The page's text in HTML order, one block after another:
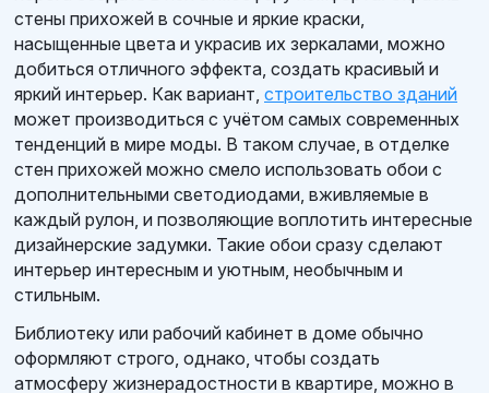
стены прихожей в сочные и яркие краски,
насыщенные цвета и украсив их зеркалами, можно
добиться отличного эффекта, создать красивый и
яркий интерьер. Как вариант, строительство зданий
может производиться с учётом самых современных
тенденций в мире моды. В таком случае, в отделке
стен прихожей можно смело использовать обои с
дополнительными светодиодами, вживляемые в
каждый рулон, и позволяющие воплотить интересные
дизайнерские задумки. Такие обои сразу сделают
интерьер интересным и уютным, необычным и
стильным.
Библиотеку или рабочий кабинет в доме обычно
оформляют строго, однако, чтобы создать
атмосферу жизнерадостности в квартире, можно в